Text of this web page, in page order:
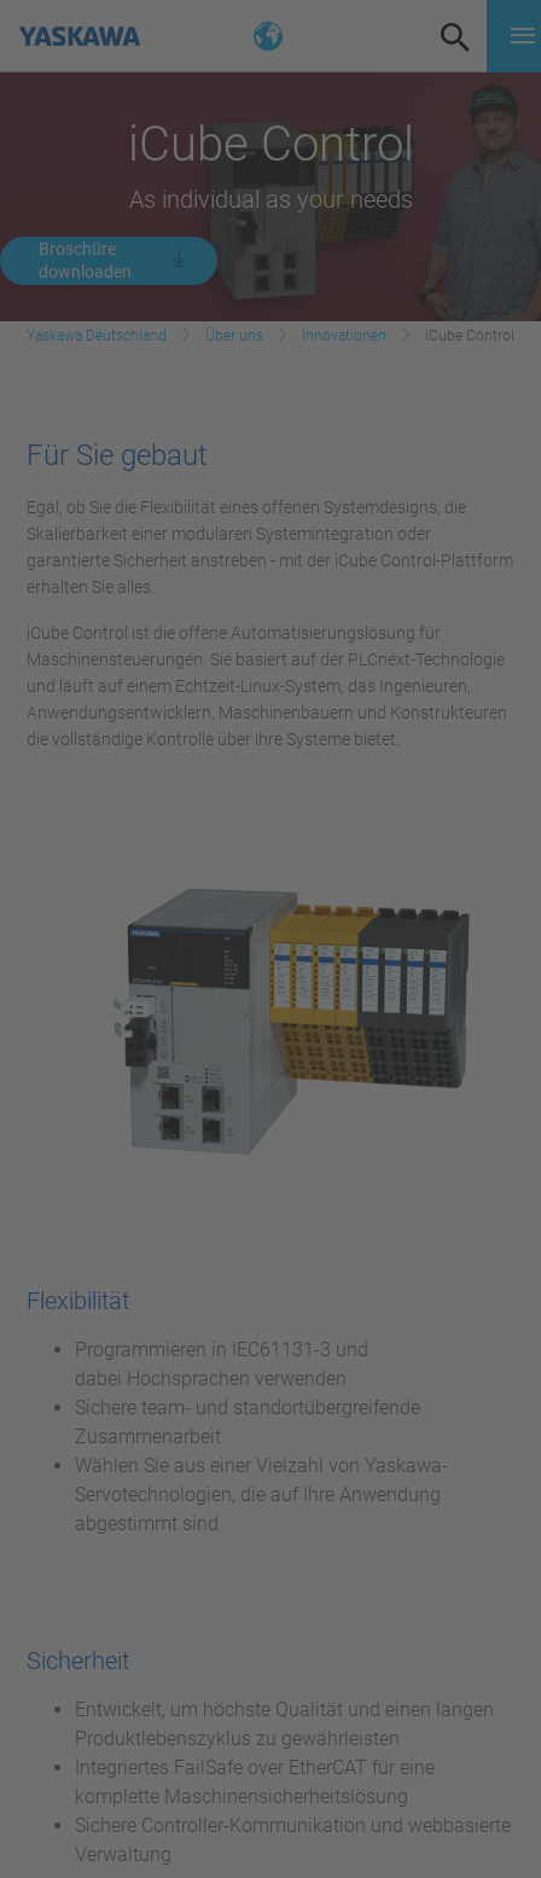
iCube Control
As individual as your needs
Broschüre
downloaden
Yaskawa Deutschland Über uns Innovationen iCube Control
Für Sie gebaut
Egal, ob Sie die Flexibilität eines offenen Systemdesigns, die
Skalierbarkeit einer modularen Systemintegration oder
garantierte Sicherheit anstreben - mit der iCube Control-Plattform
erhalten Sie alles.
iCube Control ist die offene Automatisierungslösung für
Maschinensteuerungen. Sie basiert auf der PLCnext-Technologie
und läuft auf einem Echtzeit-Linux-System, das Ingenieuren,
Anwendungsentwicklern, Maschinenbauern und Konstrukteuren
die vollständige Kontrolle über ihre Systeme bietet.
Flexibilität
Programmieren in IEC61131-3 und
dabei Hochsprachen verwenden
Sichere team- und standortübergreifende
Zusammenarbeit
Wählen Sie aus einer Vielzahl von Yaskawa-
Servotechnologien, die auf Ihre Anwendung
abgestimmt sind
Sicherheit
Entwickelt, um höchste Qualität und einen langen
Produktlebenszyklus zu gewährleisten
Integriertes FailSafe over EtherCAT für eine
komplette Maschinensicherheitslösung
Sichere Controller-Kommunikation und webbasierte
Verwaltung